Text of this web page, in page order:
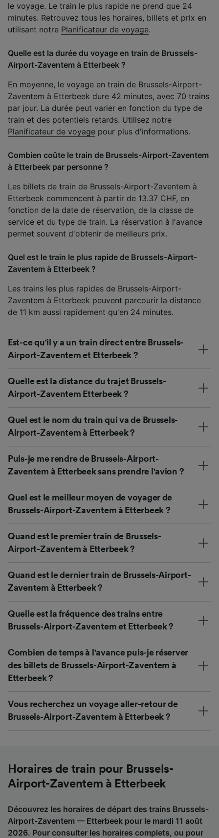
le voyage. Le train le plus rapide ne prend que 24
minutes. Retrouvez tous les horaires, billets et prix en
utilisant notre Planificateur de voyage.
Quelle est la durée du voyage en train de Brussels-
Airport-Zaventem à Etterbeek ?
En moyenne, le voyage en train de Brussels-Airport-
Zaventem à Etterbeek dure 42 minutes, avec 70 trains
par jour. La durée peut varier en fonction du type de
train et des potentiels retards. Utilisez notre
Planificateur de voyage pour plus d'informations.
Combien coûte le train de Brussels-Airport-Zaventem
à Etterbeek par personne ?
Les billets de train de Brussels-Airport-Zaventem à
Etterbeek commencent à partir de 13.37 CHF, en
fonction de la date de réservation, de la classe de
service et du type de train. La réservation à l'avance
permet souvent d'obtenir de meilleurs prix.
Quel est le train le plus rapide de Brussels-Airport-
Zaventem à Etterbeek ?
Les trains les plus rapides de Brussels-Airport-
Zaventem à Etterbeek peuvent parcourir la distance
de 11 km aussi rapidement qu'en 24 minutes.
Est-ce qu'il y a un train direct entre Brussels-
Airport-Zaventem et Etterbeek ?
Quelle est la distance du trajet Brussels-
Airport-Zaventem Etterbeek ?
Quel est le nom du train qui va de Brussels-
Airport-Zaventem à Etterbeek ?
Puis-je me rendre de Brussels-Airport-
Zaventem à Etterbeek sans prendre l'avion ?
Quel est le meilleur moyen de voyager de
Brussels-Airport-Zaventem à Etterbeek ?
Quand est le premier train de Brussels-
Airport-Zaventem à Etterbeek ?
Quand est le dernier train de Brussels-Airport-
Zaventem à Etterbeek ?
Quelle est la fréquence des trains entre
Brussels-Airport-Zaventem et Etterbeek ?
Combien de temps à l'avance puis-je réserver
des billets de Brussels-Airport-Zaventem à
Etterbeek ?
Vous recherchez un voyage aller-retour de
Brussels-Airport-Zaventem à Etterbeek ?
Horaires de train pour Brussels-
Airport-Zaventem à Etterbeek
Découvrez les horaires de départ des trains Brussels-
Airport-Zaventem — Etterbeek pour le mardi 11 août
2026. Pour consulter les horaires complets, ou pour